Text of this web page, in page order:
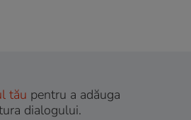
tău pentru a adăuga
dialogului.